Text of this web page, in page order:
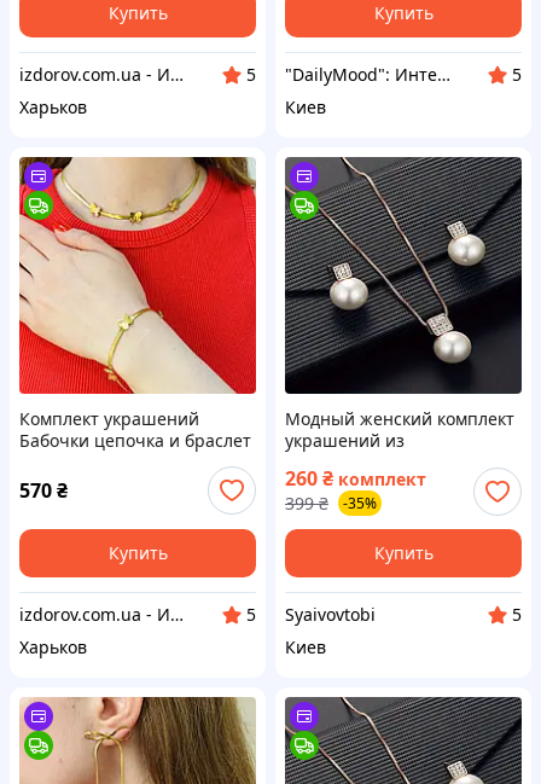
Купить
izdorov.com.ua - Интернет-магазин витаминов и биодобавок
5
Харьков
Купить
"DailyMood": Интернет-магазин аксессуаров и товаров для повседневного использования
5
Киев
Комплект украшений
Бабочки цепочка и браслет
медицинского золота
Гипоаллергенные
украшения
570₴
Купить
izdorov.com.ua - Интернет-магазин витаминов и биодобавок
5
Харьков
Модный женский комплект
украшений из
искусственного жемчуга с
ожерельем и серьгами
Розовое золото
260₴ комплект
399 ₴ -35%
Купить
Syaivovtobi
5
Киев